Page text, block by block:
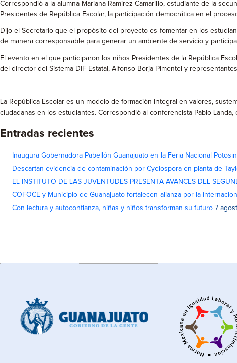
Correspondió a la alumna Mariana Ramírez Camarillo, estudiante de la
Presidentes de República Escolar, la participación democrática en el
Dijo el Secretario que el propósito del proyecto es fomentar en los
de manera corresponsable para generar un ambiente de servicio y
El evento en el que participaron los niños Presidentes de la República
del director del Sistema DIF Estatal, Alfonso Borja Pimentel y
La República Escolar es un modelo de formación integral en valores,
ciudadanas en los estudiantes. Correspondió al conferencista Pablo
Entradas recientes
Inaugura Gobernadora Pabellón Guanajuato en la Feria Nacional
Descartan evidencia de contaminación por Cyclospora en planta de
EL INSTITUTO DE LAS JUVENTUDES PRESENTA AVANCES DEL
COFOCE y Municipio de Guanajuato fortalecen alianza por la
Con lectura y autoconfianza, niñas y niños transforman su futuro 7